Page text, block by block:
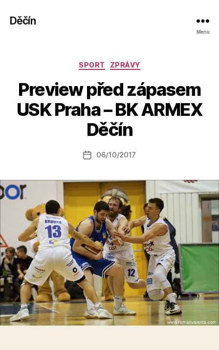
Děčín
Menu
Rubriky
SPORT ZPRÁVY
Preview před zápasem
USK Praha – BK ARMEX
Děčín
Autor
příspěvku
A
u
o
a
s
o
Datum
06/10/2017